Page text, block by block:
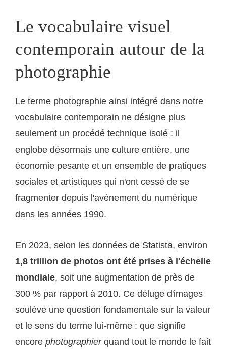
Le vocabulaire visuel
contemporain autour de la
photographie
Le terme photographie ainsi intégré dans notre
vocabulaire contemporain ne désigne plus
seulement un procédé technique isolé : il
englobe désormais une culture entière, une
économie pesante et un ensemble de pratiques
sociales et artistiques qui n'ont cessé de se
fragmenter depuis l'avènement du numérique
dans les années 1990.
En 2023, selon les données de Statista, environ
1,8 trillion de photos ont été prises à l'échelle
mondiale, soit une augmentation de près de
300 % par rapport à 2010. Ce déluge d'images
soulève une question fondamentale sur la valeur
et le sens du terme lui-même : que signifie
encore photographierquand tout le monde le fait